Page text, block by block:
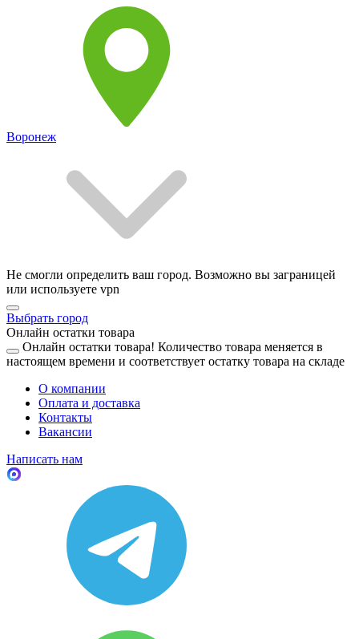
Воронеж
Не смогли определить ваш город. Возможно вы заграницей
или используете vpn
Выбрать город
Онлайн остатки товара
Онлайн остатки товара! Количество товара меняется в
настоящем времени и соответствует остатку товара на складе
О компании
Оплата и доставка
Контакты
Вакансии
Написать нам